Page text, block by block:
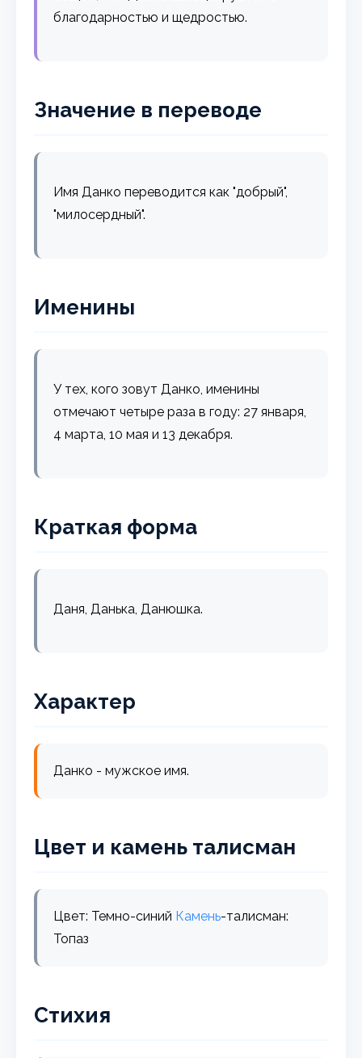
благодарностью и щедростью.
Значение в переводе
Имя Данко переводится как "добрый",
"милосердный".
Именины
У тех, кого зовут Данко, именины
отмечают четыре раза в году: 27 января,
4 марта, 10 мая и 13 декабря.
Краткая форма
Даня, Данька, Данюшка.
Характер
Данко - мужское имя.
Цвет и камень талисман
Цвет: Темно-синий Камень-талисман:
Топаз
Стихия